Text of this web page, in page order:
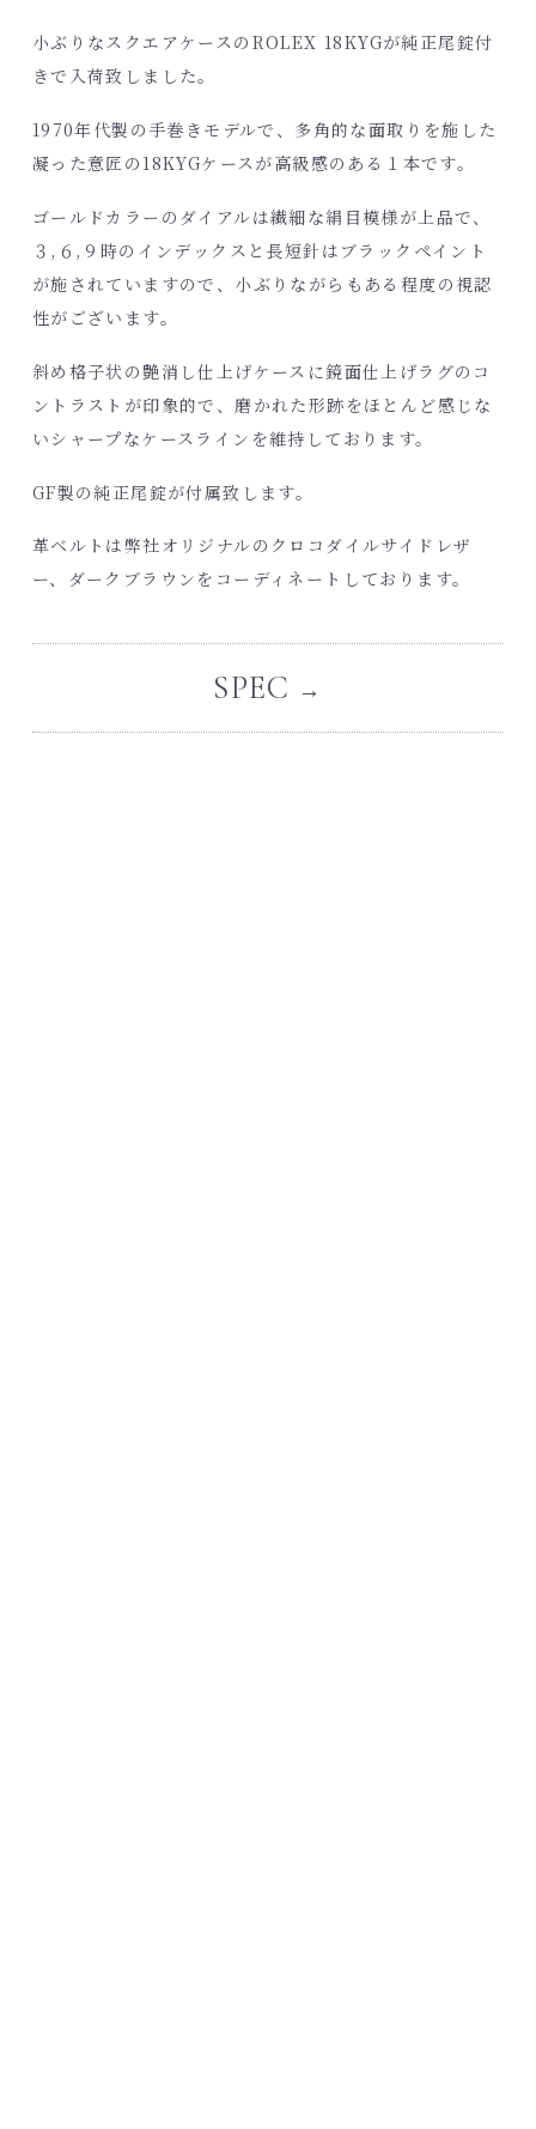
小ぶりなスクエアケースのROLEX 18KYGが純正尾錠付
きで入荷致しました。
1970年代製の手巻きモデルで、多角的な面取りを施した
凝った意匠の18KYGケースが高級感のある１本です。
ゴールドカラーのダイアルは繊細な絹目模様が上品で、
３,６,９時のインデックスと長短針はブラックペイント
が施されていますので、小ぶりながらもある程度の視認
性がございます。
斜め格子状の艶消し仕上げケースに鏡面仕上げラグのコ
ントラストが印象的で、磨かれた形跡をほとんど感じな
いシャープなケースラインを維持しております。
GF製の純正尾錠が付属致します。
革ベルトは弊社オリジナルのクロコダイルサイドレザ
ー、ダークブラウンをコーディネートしております。
SPEC